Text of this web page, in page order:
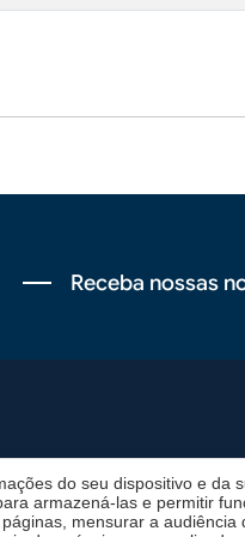
Receba nossas
do seu dispositivo e da
armazená-las e permitir
mensurar a